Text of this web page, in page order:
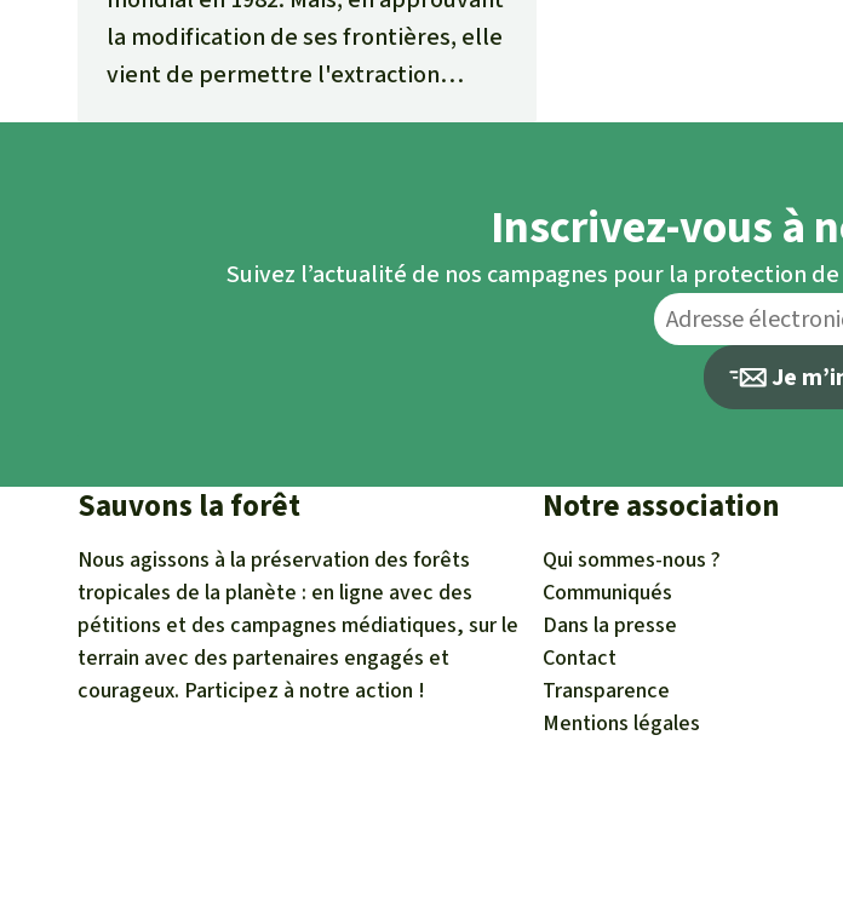
la modification de ses frontières, elle
vient de permettre l'extraction
Inscrivez-vous à
Suivez l’actualité de nos campagnes pour la protection
Je
Sauvons la forêt
Nous agissons à la préservation des forêts
tropicales de la planète : en ligne avec des
pétitions et des campagnes médiatiques, sur le
terrain avec des partenaires engagés et
courageux. Participez à notre action !
Notre association
Qui sommes-nous ?
Communiqués
Dans la presse
Contact
Transparence
Mentions légales